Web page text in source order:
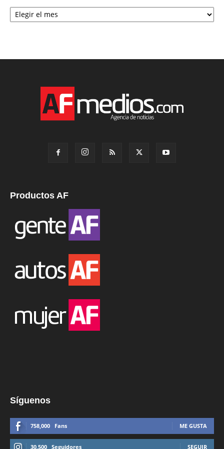
Archivo
Productos AF
Síguenos
758,000 Fans ME GUSTA
30,500 Seguidores SEGUIR